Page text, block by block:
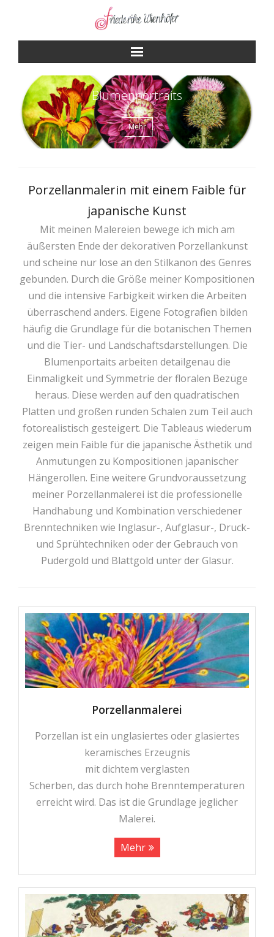
Blumenportraits
Mehr
Porzellanmalerin mit einem Faible für
japanische Kunst
Mit meinen Malereien bewege ich mich am
äußersten Ende der dekorativen Porzellankunst
und scheine nur lose an den Stilkanon des Genres
gebunden. Durch die Größe meiner Kompositionen
und die intensive Farbigkeit wirken die Arbeiten
überraschend anders. Eigene Fotografien bilden
häufig die Grundlage für die botanischen Themen
und die Tier- und Landschaftsdarstellungen. Die
Blumenportaits arbeiten detailgenau die
Einmaligkeit und Symmetrie der floralen Bezüge
heraus. Diese werden auf den quadratischen
Platten und großen runden Schalen zum Teil auch
fotorealistisch gesteigert. Die Tableaus wiederum
zeigen mein Faible für die japanische Ästhetik und
Anmutungen zu Kompositionen japanischer
Hängerollen. Eine weitere Grundvoraussetzung
meiner Porzellanmalerei ist die professionelle
Handhabung und Kombination verschiedener
Brenntechniken wie Inglasur-, Aufglasur-, Druck-
und Sprühtechniken oder der Gebrauch von
Pudergold und Blattgold unter der Glasur.
Porzellanmalerei
Porzellan ist ein unglasiertes oder glasiertes
keramisches Erzeugnis
mit dichtem verglasten
Scherben, das durch hohe Brenntemperaturen
erreicht wird. Das ist die Grundlage jeglicher
Malerei.
Mehr